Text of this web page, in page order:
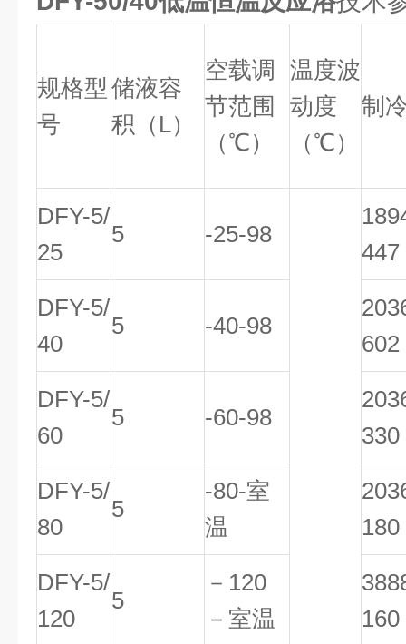
规格型
号
储液容
积（L）
空载调
节范围
（℃）
温度波
动度
（℃）
制
DFY-5/
25
5 -25-98
447
DFY-5/
40
5 -40-98
602
DFY-5/
60
5 -60-98
330
DFY-5/
80
5
-80-室
温
180
DFY-5/
120
5
－120
－室温
160